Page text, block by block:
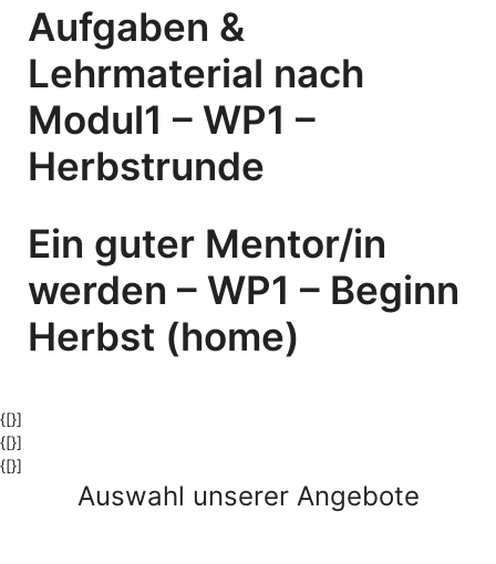
Aufgaben &
Lehrmaterial nach
Modul1 – WP1 –
Herbstrunde
Ein guter Mentor/in
werden – WP1 – Beginn
Herbst (home)
{[}]
{[}]
{[}]
Auswahl unserer Angebote